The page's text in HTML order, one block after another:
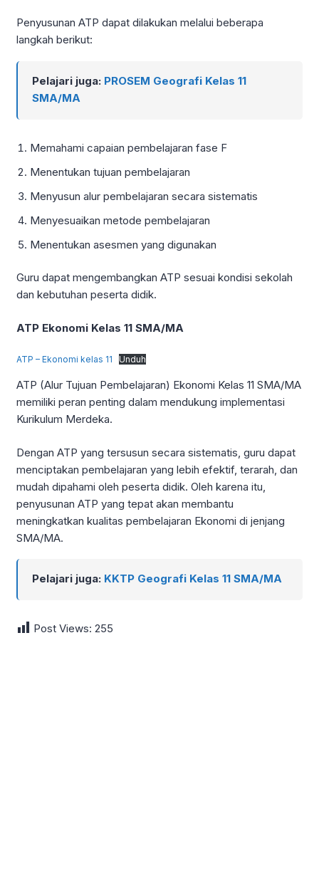
Penyusunan ATP dapat dilakukan melalui beberapa
langkah berikut:
Pelajari juga: PROSEM Geografi Kelas 11
SMA/MA
Memahami capaian pembelajaran fase F
Menentukan tujuan pembelajaran
Menyusun alur pembelajaran secara sistematis
Menyesuaikan metode pembelajaran
Menentukan asesmen yang digunakan
Guru dapat mengembangkan ATP sesuai kondisi sekolah
dan kebutuhan peserta didik.
ATP Ekonomi Kelas 11 SMA/MA
ATP – Ekonomi kelas 11 Unduh
ATP (Alur Tujuan Pembelajaran) Ekonomi Kelas 11 SMA/MA
memiliki peran penting dalam mendukung implementasi
Kurikulum Merdeka.
Dengan ATP yang tersusun secara sistematis, guru dapat
menciptakan pembelajaran yang lebih efektif, terarah, dan
mudah dipahami oleh peserta didik. Oleh karena itu,
penyusunan ATP yang tepat akan membantu
meningkatkan kualitas pembelajaran Ekonomi di jenjang
SMA/MA.
Pelajari juga: KKTP Geografi Kelas 11 SMA/MA
Post Views: 255